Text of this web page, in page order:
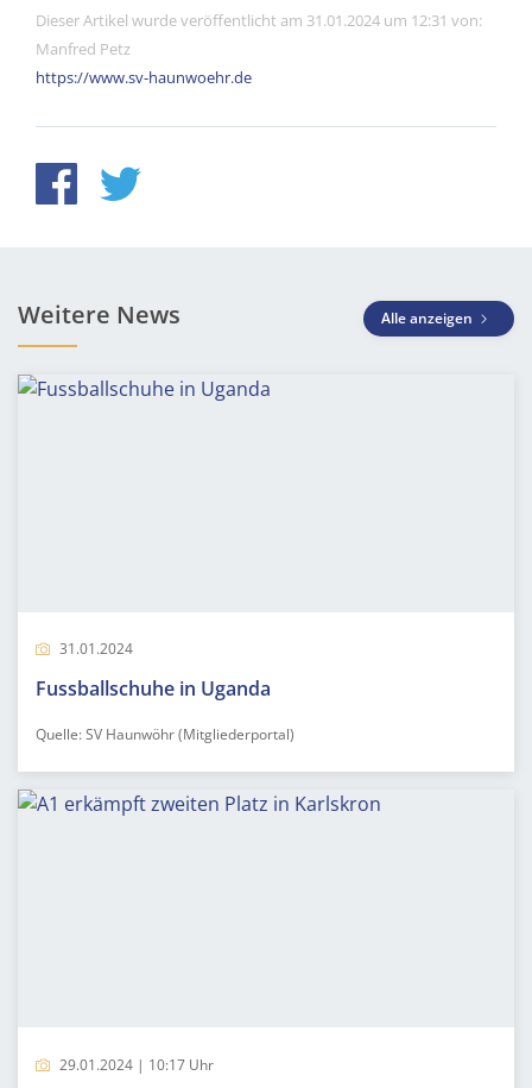
Dieser Artikel wurde veröffentlicht am 31.01.2024 um 12:31 von:
Manfred Petz
https://www.sv-haunwoehr.de
Weitere News Alle anzeigen
31.01.2024
Fussballschuhe in Uganda
Quelle: SV Haunwöhr (Mitgliederportal)
29.01.2024 | 10:17 Uhr